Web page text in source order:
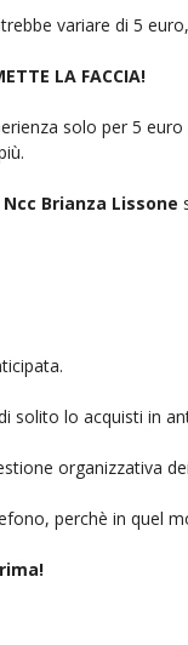
variare di 5
LA FACCIA!
solo per 5
Ncc Brianza Lissone
solito lo acquisti in
organizzativa
perchè in quel